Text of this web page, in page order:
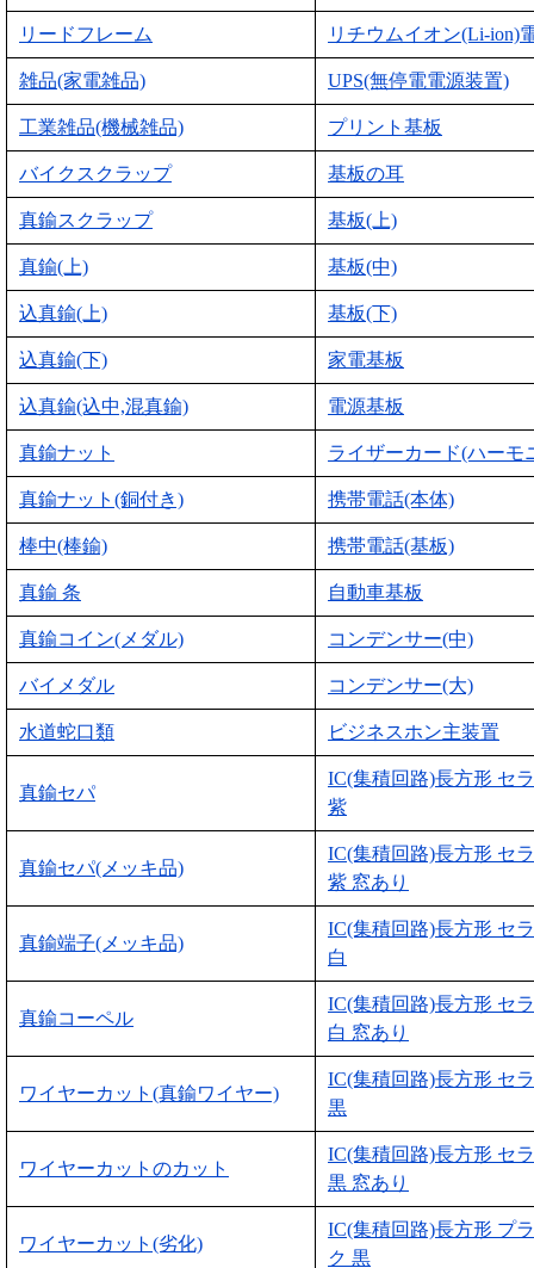
リードフレーム リチウムイオン(Li-ion)
雑品(家電雑品) UPS(無停電電源装置)
工業雑品(機械雑品) プリント基板
バイクスクラップ 基板の耳
真鍮スクラップ 基板(上)
真鍮(上) 基板(中)
込真鍮(上) 基板(下)
込真鍮(下) 家電基板
込真鍮(込中,混真鍮) 電源基板
真鍮ナット ライザーカード(ハーモ
真鍮ナット(銅付き) 携帯電話(本体)
棒中(棒鍮) 携帯電話(基板)
真鍮 条 自動車基板
真鍮コイン(メダル) コンデンサー(中)
バイメダル コンデンサー(大)
水道蛇口類 ビジネスホン主装置
真鍮セパ
IC(集積回路)長方形 セ
紫
真鍮セパ(メッキ品)
IC(集積回路)長方形 セ
紫 窓あり
真鍮端子(メッキ品)
IC(集積回路)長方形 セ
白
真鍮コーペル
IC(集積回路)長方形 セ
白 窓あり
ワイヤーカット(真鍮ワイヤー)
IC(集積回路)長方形 セ
黒
ワイヤーカットのカット
IC(集積回路)長方形 セ
黒 窓あり
ワイヤーカット(劣化)
IC(集積回路)長方形 プ
ク 黒